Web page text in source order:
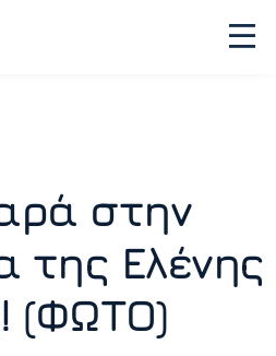
στην
της Ελένης
(ΦΩΤΟ)